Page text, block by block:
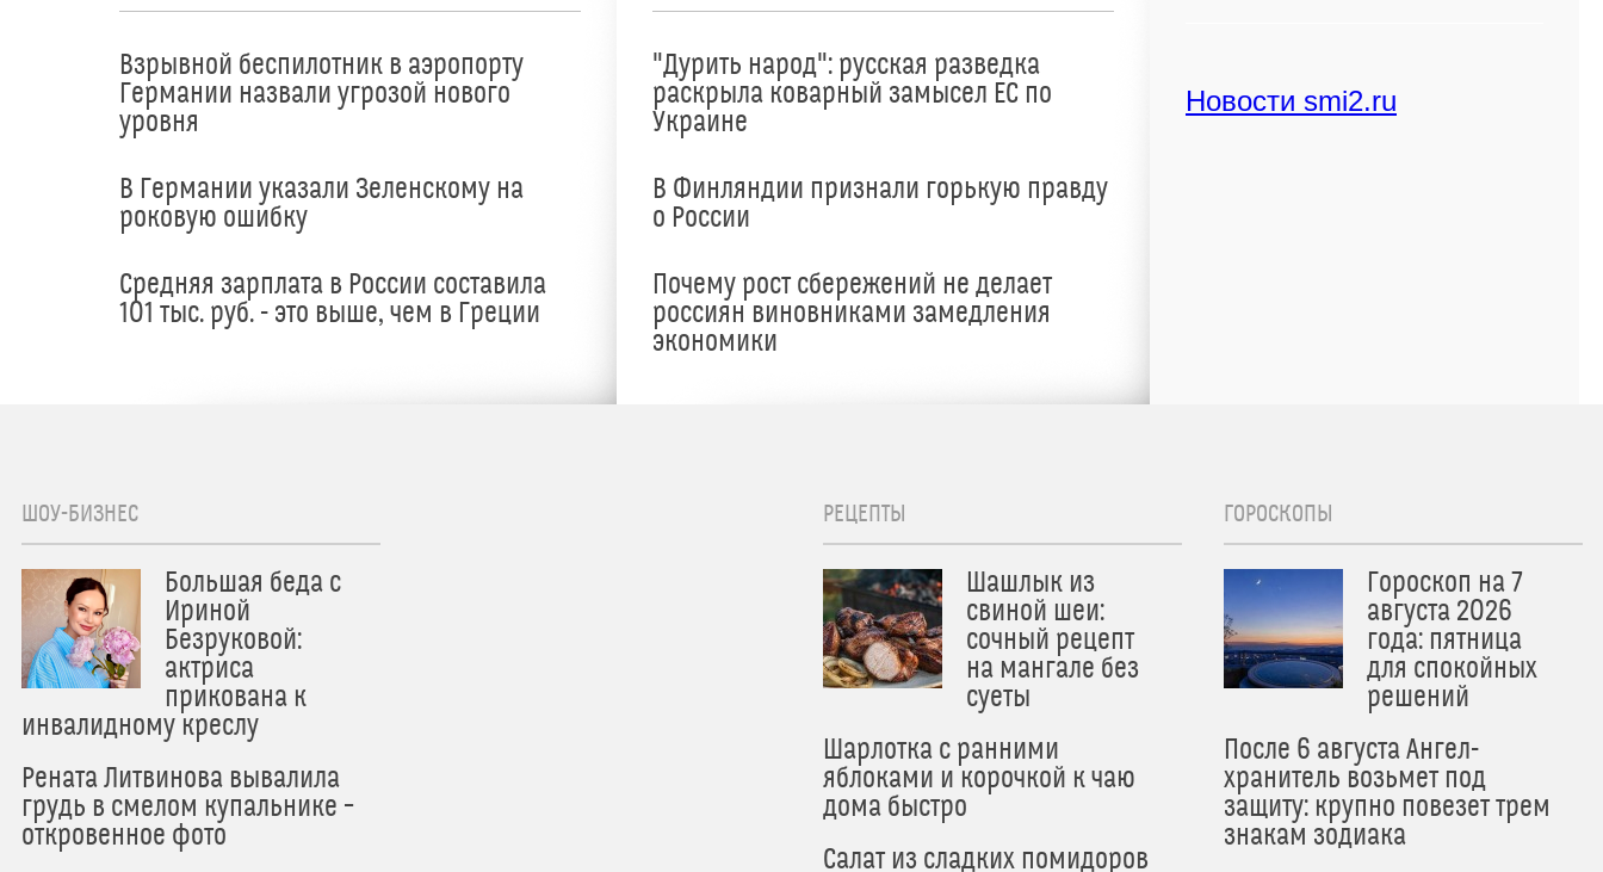
Взрывной беспилотник в аэропорту
Германии назвали угрозой нового
уровня
В Германии указали Зеленскому на
роковую ошибку
Средняя зарплата в России составила
101 тыс. руб. - это выше, чем в Греции
"Дурить народ": русская разведка
раскрыла коварный замысел ЕС по
Украине
В Финляндии признали горькую правду
о России
Почему рост сбережений не делает
россиян виновниками замедления
экономики
Новости smi2.ru
ШОУ-БИЗНЕС
Большая беда с
Ириной
Безруковой:
актриса
прикована к
инвалидному креслу
Рената Литвинова вывалила
грудь в смелом купальнике –
откровенное фото
РЕЦЕПТЫ
Шашлык из
свиной шеи:
сочный рецепт
на мангале без
суеты
Шарлотка с ранними
яблоками и корочкой к чаю
дома быстро
Салат из сладких помидоров
ГОРОСКОПЫ
Гороскоп на 7
августа 2026
года: пятница
для спокойных
решений
После 6 августа Ангел-
хранитель возьмет под
защиту: крупно повезет трем
знакам зодиака